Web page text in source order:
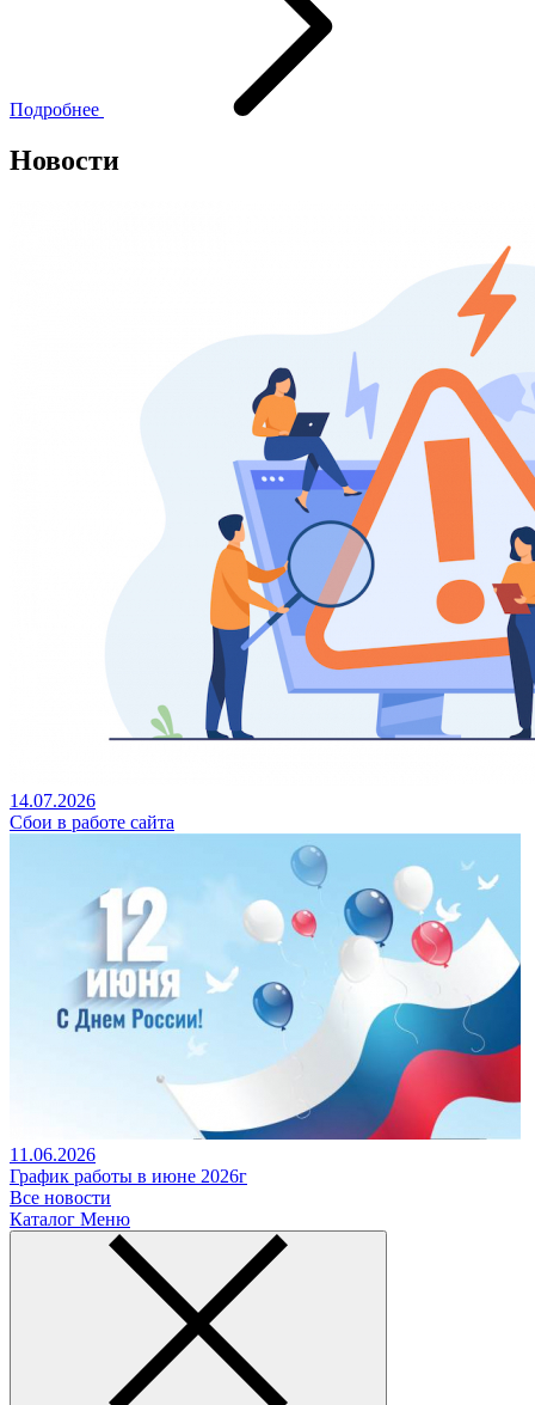
Подробнее
Новости
14.07.2026
Сбои в работе сайта
11.06.2026
График работы в июне 2026г
Все новости
Каталог Меню